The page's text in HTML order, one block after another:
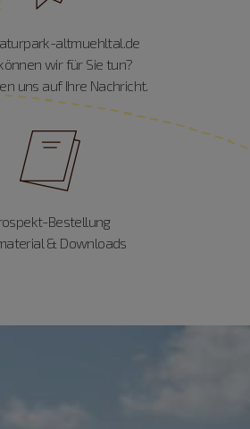
altmuehltal.de
wir für Sie tun?
uns auf Ihre Nachricht.
Bestellung
& Downloads